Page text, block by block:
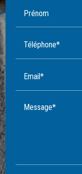
Prénom
Téléphone*
Email*
Message*